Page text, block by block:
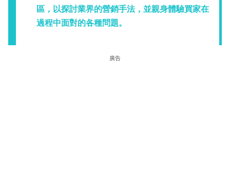
區，以探討業界的營銷手法，並親身體驗買家在
過程中面對的各種問題。
廣告